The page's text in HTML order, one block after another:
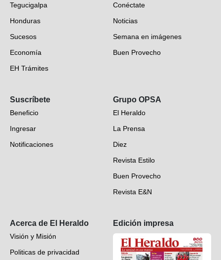
Tegucigalpa
Honduras
Sucesos
Economía
EH Trámites
EH Verifica
Fotogalerías
Deportes
Videos
Conéctate
Noticias
Semana en imágenes
Buen Provecho
Suscríbete
Beneficio
Ingresar
Notificaciones
Grupo OPSA
El Heraldo
La Prensa
Diez
Revista Estilo
Buen Provecho
Revista E&N
Acerca de El Heraldo
Visión y Misión
Politicas de privacidad
Edición impresa